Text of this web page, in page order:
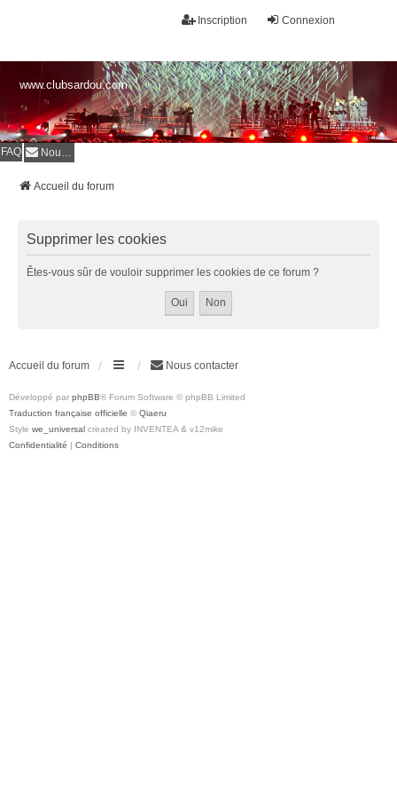
Connexion
Inscription
www.clubsardou.com
FAQ Nous contacter
Accueil du forum
Supprimer les cookies
Êtes-vous sûr de vouloir supprimer les cookies de ce forum ?
Accueil du forum Nous contacter
Développé par phpBB® Forum Software © phpBB Limited
Traduction française officielle © Qiaeru
Style we_universal created by INVENTEA & v12mike
Confidentialité | Conditions